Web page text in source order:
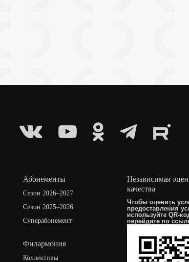
Абонементы
Сезон 2026–2027
Сезон 2025–2026
Суперабонемент
Филармония
Коллективы
Независимая
качества
Чтобы оценить
предоставления
используйте QR-
перейдите по